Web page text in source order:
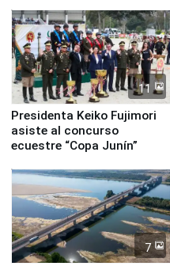
11
Presidenta Keiko Fujimori
asiste al concurso
ecuestre “Copa Junín”
7